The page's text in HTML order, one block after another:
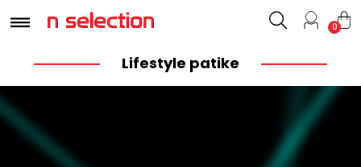
0
Lifestyle patike